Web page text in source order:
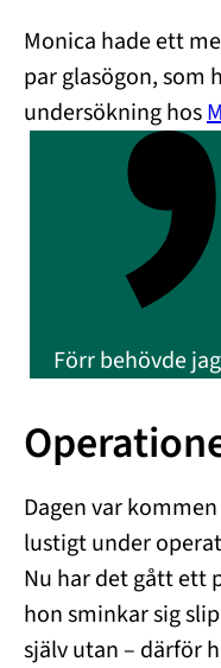
Monica hade ett
par glasögon, som
undersökning hos
Förr behövde
Dagen var
lustigt under
Nu har det gått ett
hon sminkar sig
själv utan – därför